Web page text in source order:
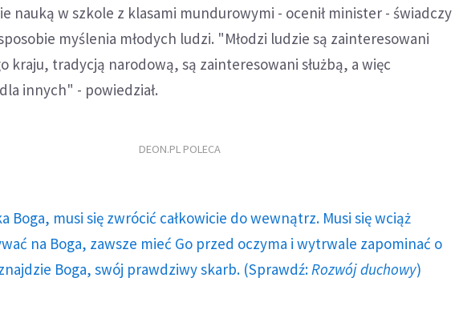
nauką w szkole z klasami mundurowymi - ocenił minister - świadczy
myślenia młodych ludzi. "Młodzi ludzie są zainteresowani
kraju, tradycją narodową, są zainteresowani służbą, a więc
innych" - powiedział.
DEON.PL POLECA
Boga, musi się zwrócić całkowicie do wewnątrz. Musi się wciąż
na Boga, zawsze mieć Go przed oczyma i wytrwale zapominać o
Boga, swój prawdziwy skarb. (Sprawdź: Rozwój duchowy)